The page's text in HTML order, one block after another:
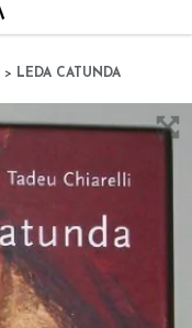
> LEDA CATUNDA